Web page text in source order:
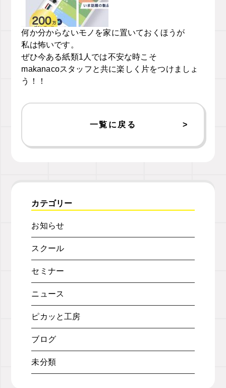
何か分からないモノを家に置いておくほうが
私は怖いです。
ぜひ今ある紙類1人では不安な時こそ
makanacoスタッフと共に楽しく片をつけましょ
う！！
一覧に戻る
カテゴリー
お知らせ
スクール
セミナー
ニュース
ピカッと工房
ブログ
未分類